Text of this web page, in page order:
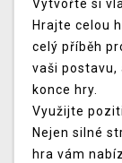
Vytvořte si
Hrajte celou
celý příběh
vaši postavu,
konce hry.
Využijte
Nejen silné
hra vám